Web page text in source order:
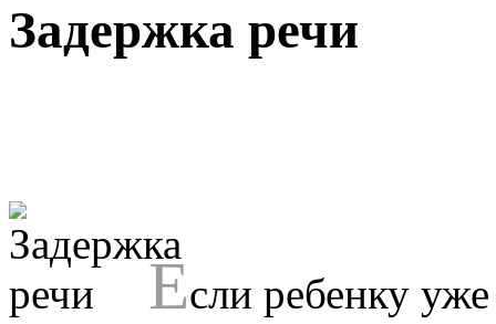
Задержка речи
Если ребенку